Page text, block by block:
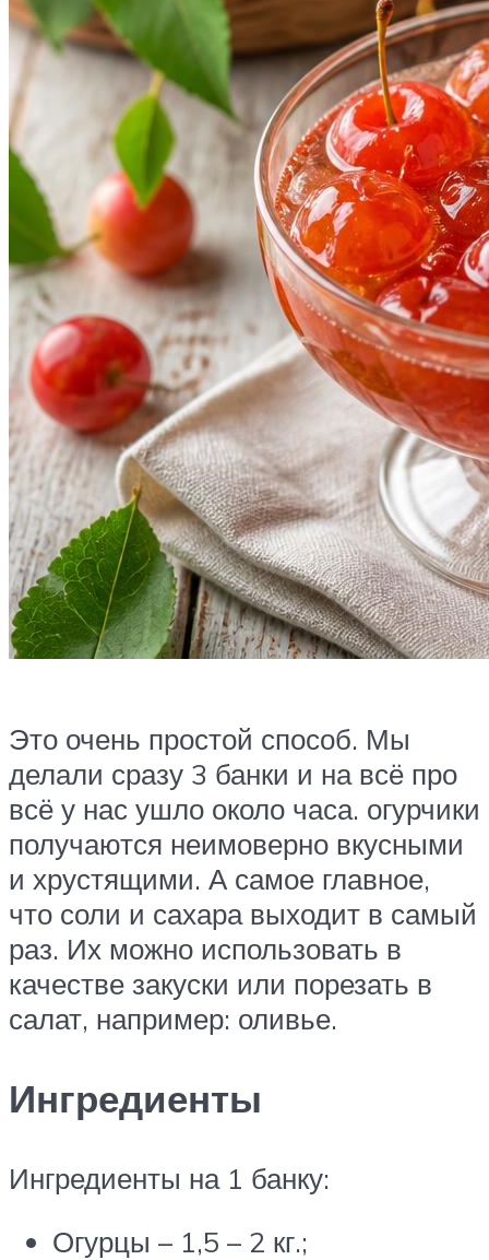
Это очень простой способ. Мы
делали сразу 3 банки и на всё про
всё у нас ушло около часа. огурчики
получаются неимоверно вкусными
и хрустящими. А самое главное,
что соли и сахара выходит в самый
раз. Их можно использовать в
качестве закуски или порезать в
салат, например: оливье.
Ингредиенты
Ингредиенты на 1 банку:
Огурцы – 1,5 – 2 кг.;